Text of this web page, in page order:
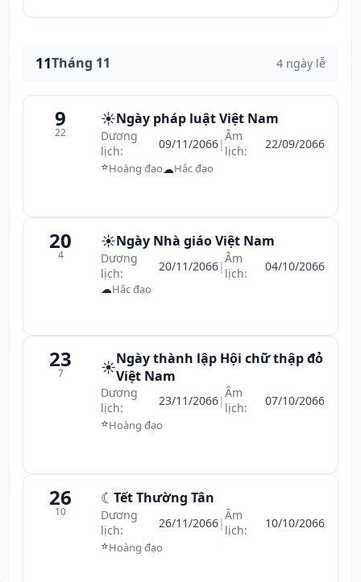
11Tháng 11 4 ngày lễ
9
22
☀️Ngày pháp luật Việt Nam
Dương
lịch:
09/11/2066|Âm
lịch:
22/09/2066
⭐Hoàng đạo☁Hắc đạo
20
4
☀️Ngày Nhà giáo Việt Nam
Dương
lịch:
20/11/2066|Âm
lịch:
04/10/2066
☁Hắc đạo
23
7 ☀️Ngày thành lập Hội chữ thập đỏ
Việt Nam
Dương
lịch:
23/11/2066|Âm
lịch:
07/10/2066
⭐Hoàng đạo
26
10
☾ Tết Thường Tân
Dương
lịch:
26/11/2066|Âm
lịch:
10/10/2066
⭐Hoàng đạo